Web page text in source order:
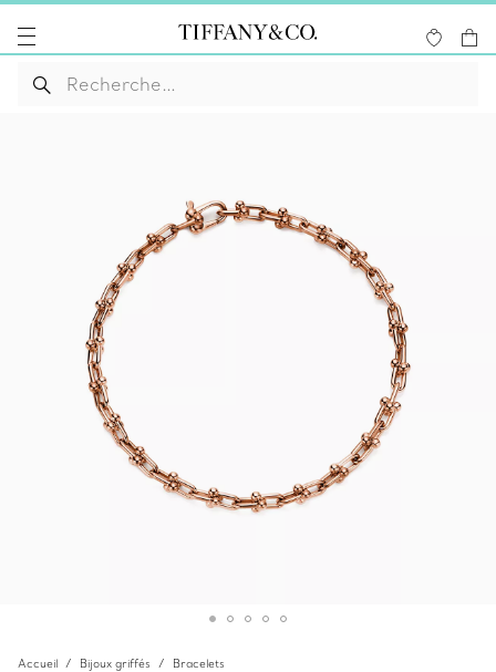
Accueil Bijoux griffés Bracelets